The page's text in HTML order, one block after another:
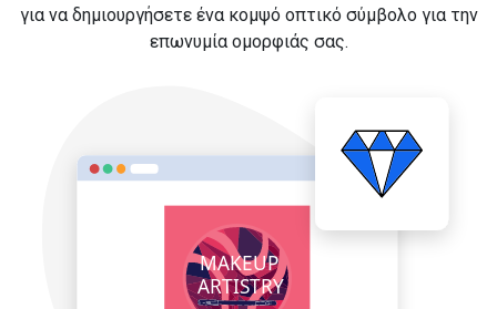
για να δημιουργήσετε ένα κομψό οπτικό σύμβολο για την
επωνυμία ομορφιάς σας.